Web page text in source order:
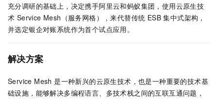
充分调研的基础上，决定携手阿里云和蚂蚁集团，使用云原生技
术 Service Mesh（服务网格），来代替传统 ESB 集中式架构，
并选定银企对账系统作为首个试点应用。
解决方案
Service Mesh 是一种新兴的云原生技术，也是一种重要的技术基
础设施，能够解决多编程语言、多技术栈之间的互联互通问题，